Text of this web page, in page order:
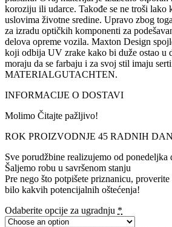
koroziju ili udarce. Takođe se ne troši lako
uslovima životne sredine. Upravo zbog
za izradu optičkih komponenti za
delova opreme vozila. Maxton Design
koji odbija UV zrake kako bi duže ostao u
moraju da se farbaju i za svoj stil imaju
MATERIALGUTACHTEN.
INFORMACIJE O DOSTAVI
Molimo Čitajte pažljivo!
ROK PROIZVODNJE 45 RADNIH
Sve porudžbine realizujemo od ponedeljka
Šaljemo robu u savršenom stanju
Pre nego što potpišete priznanicu,
bilo kakvih potencijalnih oštećenja!
Odaberite opcije za ugradnju *